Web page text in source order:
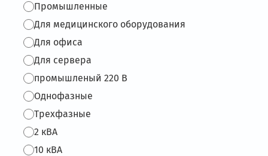
Промышленные
Для медицинского оборудования
Для офиса
Для сервера
промышленый 220 В
Однофазные
Трехфазные
2 кВА
10 кВА